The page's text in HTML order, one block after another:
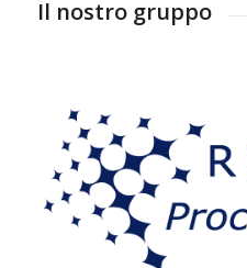
Il nostro gruppo